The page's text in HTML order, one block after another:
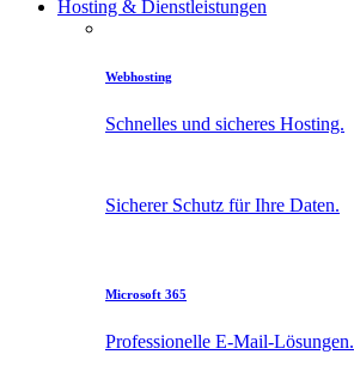
Hosting & Dienstleistungen
Webhosting
Schnelles und sicheres Hosting.
Sicherer Schutz für Ihre Daten.
Microsoft 365
Professionelle E-Mail-Lösungen.